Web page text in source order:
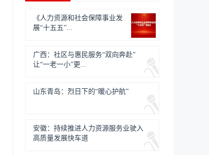
《人力资源和社会保障事业发
展“十五五”...
广西：社区与惠民服务“双向奔赴”
让“一老一小”更...
山东青岛：烈日下的“暖心护航”
安徽：持续推进人力资源服务业驶入
高质量发展快车道